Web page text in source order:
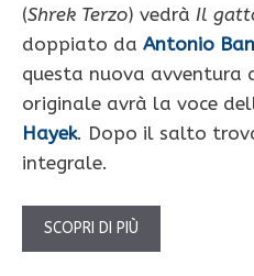
(Shrek Terzo) vedrà Il
doppiato da Antonio
questa nuova
originale avrà la voce
Hayek. Dopo il salto
integrale.
SCOPRI DI PIÙ